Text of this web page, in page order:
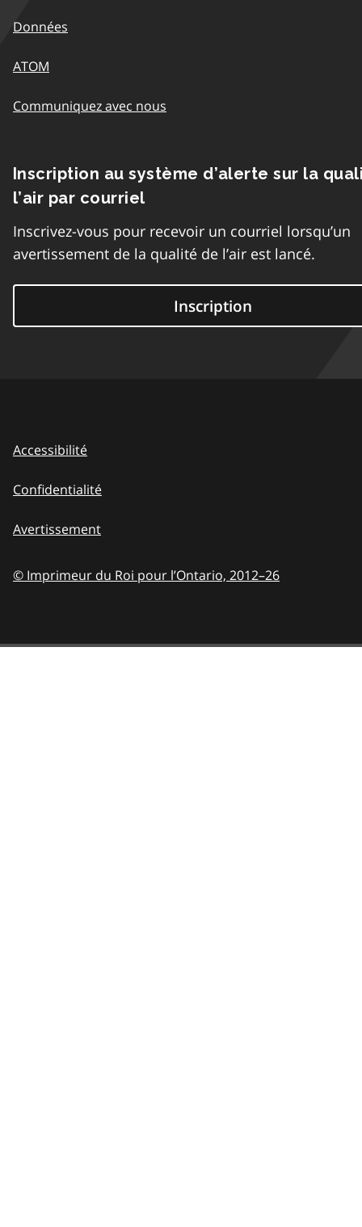
Données
ATOM
Communiquez avec nous
Inscription au système d’alerte sur la
l’air par courriel
Inscrivez-vous pour recevoir un courriel lorsqu’un
avertissement de la qualité de l’air est lancé.
Inscription
Accessibilité
Confidentialité
Avertissement
© Imprimeur du Roi pour l’Ontario, 2012–26